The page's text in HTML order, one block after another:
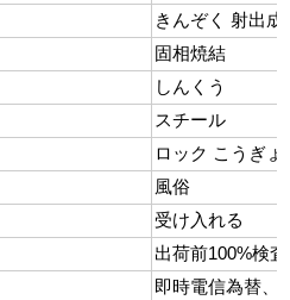
きんぞく 射出成
固相焼結
しんくう
スチール
ロック こうぎょ
風俗
受け入れる
出荷前100%検査
即時電信為替、